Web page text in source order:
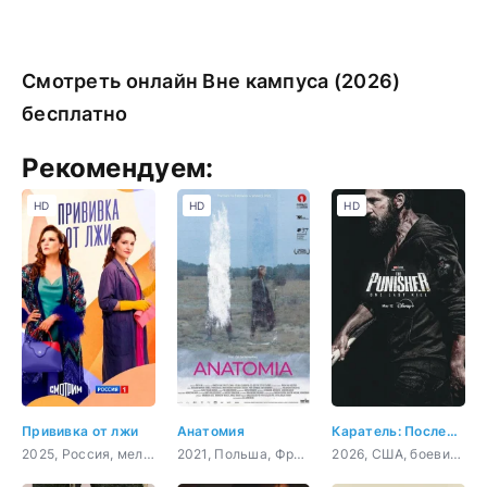
Смотреть онлайн Вне кампуса (2026)
бесплатно
Рекомендуем:
Прививка от лжи
2025, Россия, мелодрама
HD
Анатомия
2021, Польша, Франция,
HD
Каратель: Последнее убийство
2026, США, боевик, триллер, драма, криминал, приключения
HD